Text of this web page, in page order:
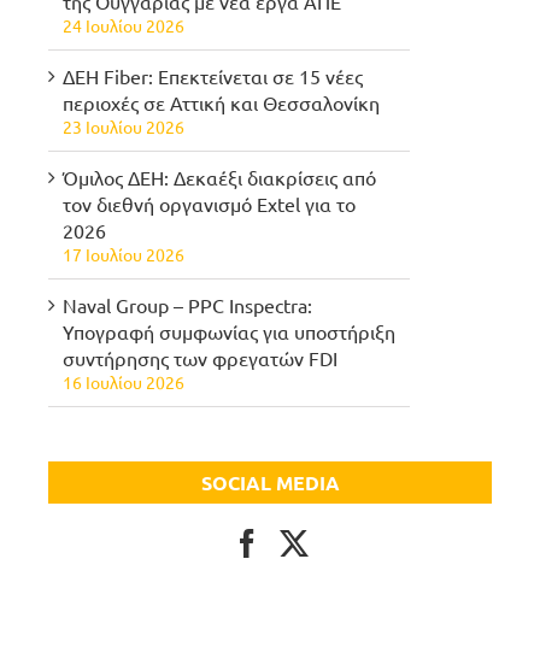
24 Ιουλίου 2026
ΔΕΗ Fiber: Επεκτείνεται σε 15 νέες
περιοχές σε Αττική και Θεσσαλονίκη
23 Ιουλίου 2026
Όμιλος ΔΕΗ: Δεκαέξι διακρίσεις από
τον διεθνή οργανισμό Extel για το
2026
17 Ιουλίου 2026
Naval Group – PPC Inspectra:
Υπογραφή συμφωνίας για υποστήριξη
συντήρησης των φρεγατών FDI
16 Ιουλίου 2026
SOCIAL MEDIA